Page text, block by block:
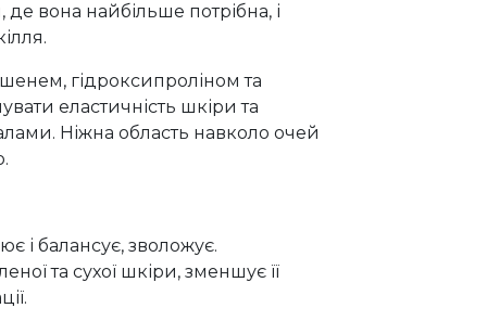
вона найбільше потрібна, і
гідроксипроліном та
еластичність шкіри та
Ніжна область навколо очей
і балансує, зволожує.
та сухої шкіри, зменшує її